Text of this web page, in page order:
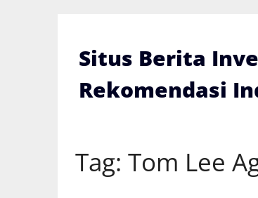
Situs Berita
Rekomendasi
Tag: Tom Lee